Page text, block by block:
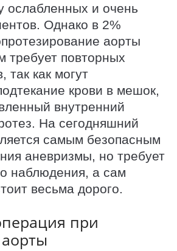
ослабленных и очень
Однако в 2%
аорты
требует повторных
так как могут
крови в мешок,
внутренний
На сегодняшний
самым безопасным
аневризмы, но требует
наблюдения, а сам
весьма дорого.
при